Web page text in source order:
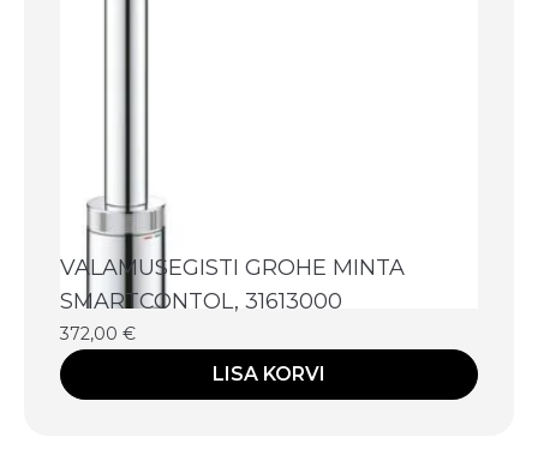
VALAMUSEGISTI GROHE MINTA
SMARTCONTOL, 31613000
372,00 €
LISA KORVI